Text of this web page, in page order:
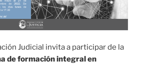
Judicial invita a participar de la
de formación integral en